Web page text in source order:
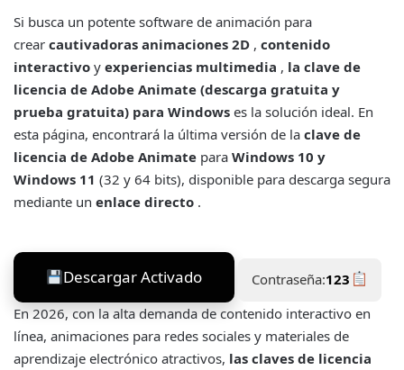
Si busca un potente software de animación para
crear cautivadoras animaciones 2D , contenido
interactivo y experiencias multimedia , la clave de
licencia de Adobe Animate (descarga gratuita y
prueba gratuita) para Windows es la solución ideal. En
esta página, encontrará la última versión de la clave de
licencia de Adobe Animate para Windows 10 y
Windows 11 (32 y 64 bits), disponible para descarga segura
mediante un enlace directo .
Descargar Activado Contraseña:123
En 2026, con la alta demanda de contenido interactivo en
línea, animaciones para redes sociales y materiales de
aprendizaje electrónico atractivos, las claves de licencia